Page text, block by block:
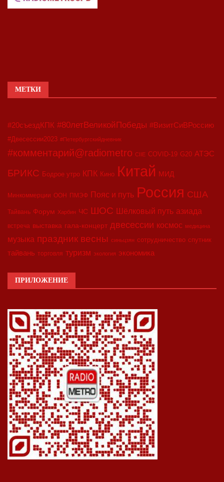
МЕТКИ
#20съездКПК #80летВеликойПобеды #ВизитСиВРоссию
#Двесессии2023 #Петербургскийдневник
#комментарий@radiometro CIIE COVID-19 G20 АТЭС
БРИКС Бодрое утро КПК Кино Китай МИД
Минкоммерции ООН ПМЭФ Пояс и путь Россия США
Тайвань Форум Харбин ЧС ШОС Шёлковый путь азиада
встреча выставка гала-концерт двесессии космос медицина
музыка праздник весны синьцзян сотрудничество спутник
тайвань торговля туризм экология экономика
ПРИЛОЖЕНИЕ